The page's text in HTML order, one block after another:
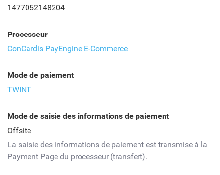
1477052148204
Processeur
ConCardis PayEngine E-Commerce
Mode de paiement
TWINT
Mode de saisie des informations de paiement
Offsite
La saisie des informations de paiement est transmise à la
Payment Page du processeur (transfert).